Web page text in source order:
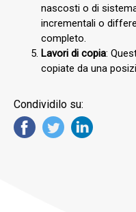
nascosti o di
incrementali o
completo.
Lavori di copia:
copiate da una
Condividilo su: